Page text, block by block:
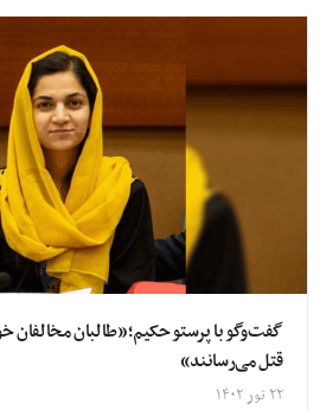
گفت‌وگو با پرستو حکیم؛«طالبان مخالفان
قتل می‌رسانند»
۲۲ ثور ۱۴۰۲